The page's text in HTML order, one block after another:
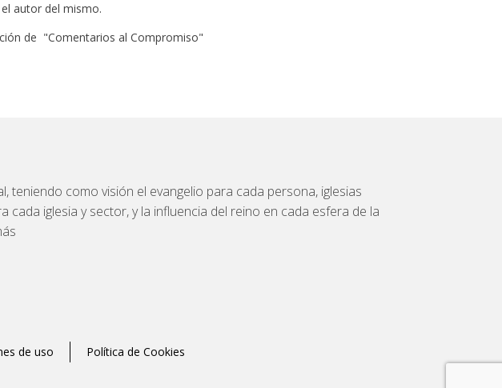
autor del mismo.
de "Comentarios al Compromiso"
teniendo como visión el evangelio para cada persona, iglesias
iglesia y sector, y la influencia del reino en cada esfera de la
de uso Política de Cookies